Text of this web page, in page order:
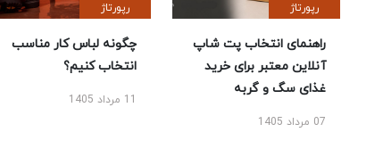
رپورتاژ
راهنمای انتخاب پت شاپ
آنلاین معتبر برای خرید
غذای سگ و گربه
07 مرداد 1405
رپورتاژ
چگونه لباس کار مناسب
انتخاب کنیم؟
11 مرداد 1405